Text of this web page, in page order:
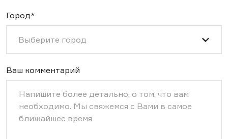
Город*
Выберите город
Ваш комментарий